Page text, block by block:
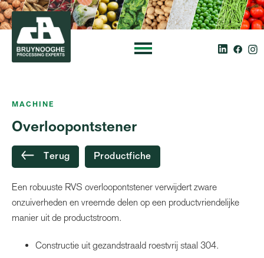
MACHINE
Overloopontstener
Terug Productfiche
Een robuuste RVS overloopontstener verwijdert zware
onzuiverheden en vreemde delen op een productvriendelijke
manier uit de productstroom.
Constructie uit gezandstraald roestvrij staal 304.